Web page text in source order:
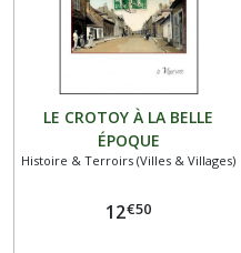
LE CROTOY À LA BELLE
ÉPOQUE
Histoire & Terroirs (Villes & Villages)
12€50